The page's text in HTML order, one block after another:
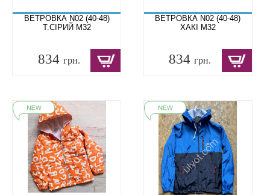
ВЕТРОВКА N02 (40-48)
Т.СІРИЙ M32
834 грн.
ВЕТРОВКА N02 (40-48)
ХАКІ M32
834грн.